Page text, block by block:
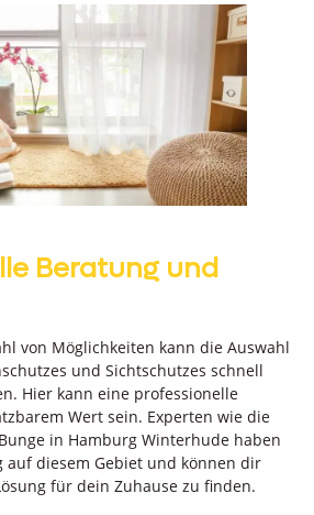
Beratung und
von Möglichkeiten kann die Auswahl
und Sichtschutzes schnell
Hier kann eine professionelle
Wert sein. Experten wie die
in Hamburg Winterhude haben
auf diesem Gebiet und können dir
für dein Zuhause zu finden.